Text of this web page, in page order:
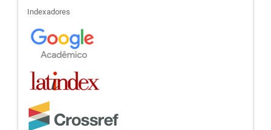
indexadores
Indexadores